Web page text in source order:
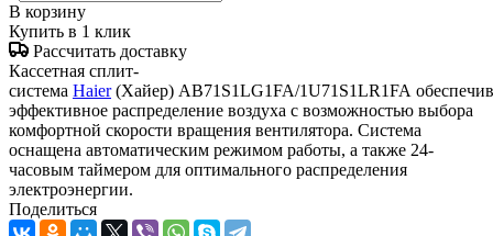
В корзину
Купить в 1 клик
Рассчитать доставку
Кассетная сплит-
система Haier(Хайер) AB71S1LG1FA/1U71S1LR1FA
эффективное распределение воздуха с возможностью выбора
комфортной скорости вращения вентилятора. Система
оснащена автоматическим режимом работы, а также 24-
часовым таймером для оптимального распределения
электроэнергии.
Поделиться